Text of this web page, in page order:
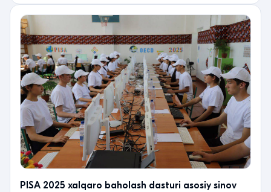
PISA 2025 xalqaro baholash dasturi asosiy sinov